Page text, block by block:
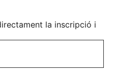
la inscripció i